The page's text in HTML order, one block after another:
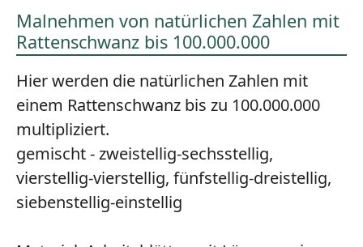
Malnehmen von natürlichen Zahlen mit
Rattenschwanz bis 100.000.000
Hier werden die natürlichen Zahlen mit
einem Rattenschwanz bis zu 100.000.000
multipliziert.
gemischt - zweistellig-sechsstellig,
vierstellig-vierstellig, fünfstellig-dreistellig,
siebenstellig-einstellig